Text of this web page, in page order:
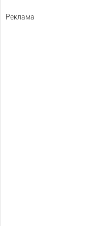
Реклама